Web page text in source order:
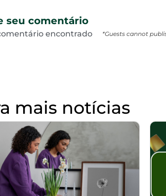
seu comentário
encontrado *Guests cannot
mais notícias